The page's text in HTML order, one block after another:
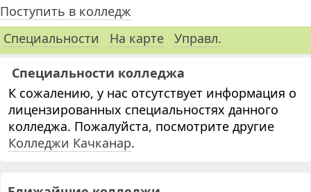
Поступить в колледж
Специальности
На карте Управл.
Специальности колледжа
К сожалению, у нас отсутствует информация о
лицензированных специальностях данного
колледжа. Пожалуйста, посмотрите другие
Колледжи Качканар.